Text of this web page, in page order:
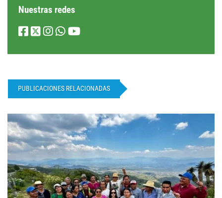
Nuestras redes
PUBLICACIONES RELACIONADAS